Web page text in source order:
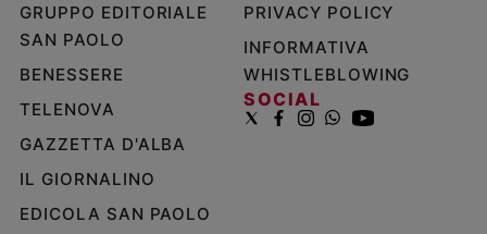
GRUPPO EDITORIALE
SAN PAOLO
BENESSERE
TELENOVA
GAZZETTA D'ALBA
IL GIORNALINO
EDICOLA SAN PAOLO
PRIVACY POLICY
INFORMATIVA
WHISTLEBLOWING
SOCIAL